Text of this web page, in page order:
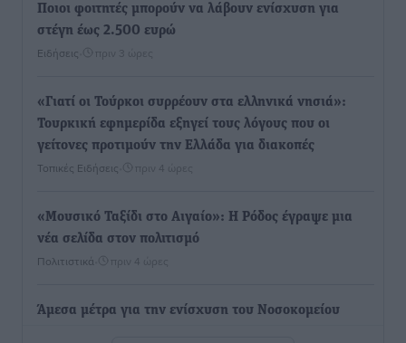
Ποιοι φοιτητές μπορούν να λάβουν ενίσχυση για
στέγη έως 2.500 ευρώ
Ειδήσεις πριν 3 ώρες
«Γιατί οι Τούρκοι συρρέουν στα ελληνικά νησιά»:
Τουρκική εφημερίδα εξηγεί τους λόγους που οι
γείτονες προτιμούν την Ελλάδα για διακοπές
Τοπικές Ειδήσεις πριν 4 ώρες
«Μουσικό Ταξίδι στο Αιγαίο»: Η Ρόδος έγραψε μια
νέα σελίδα στον πολιτισμό
Πολιτιστικά πριν 4 ώρες
Άμεσα μέτρα για την ενίσχυση του Νοσοκομείου